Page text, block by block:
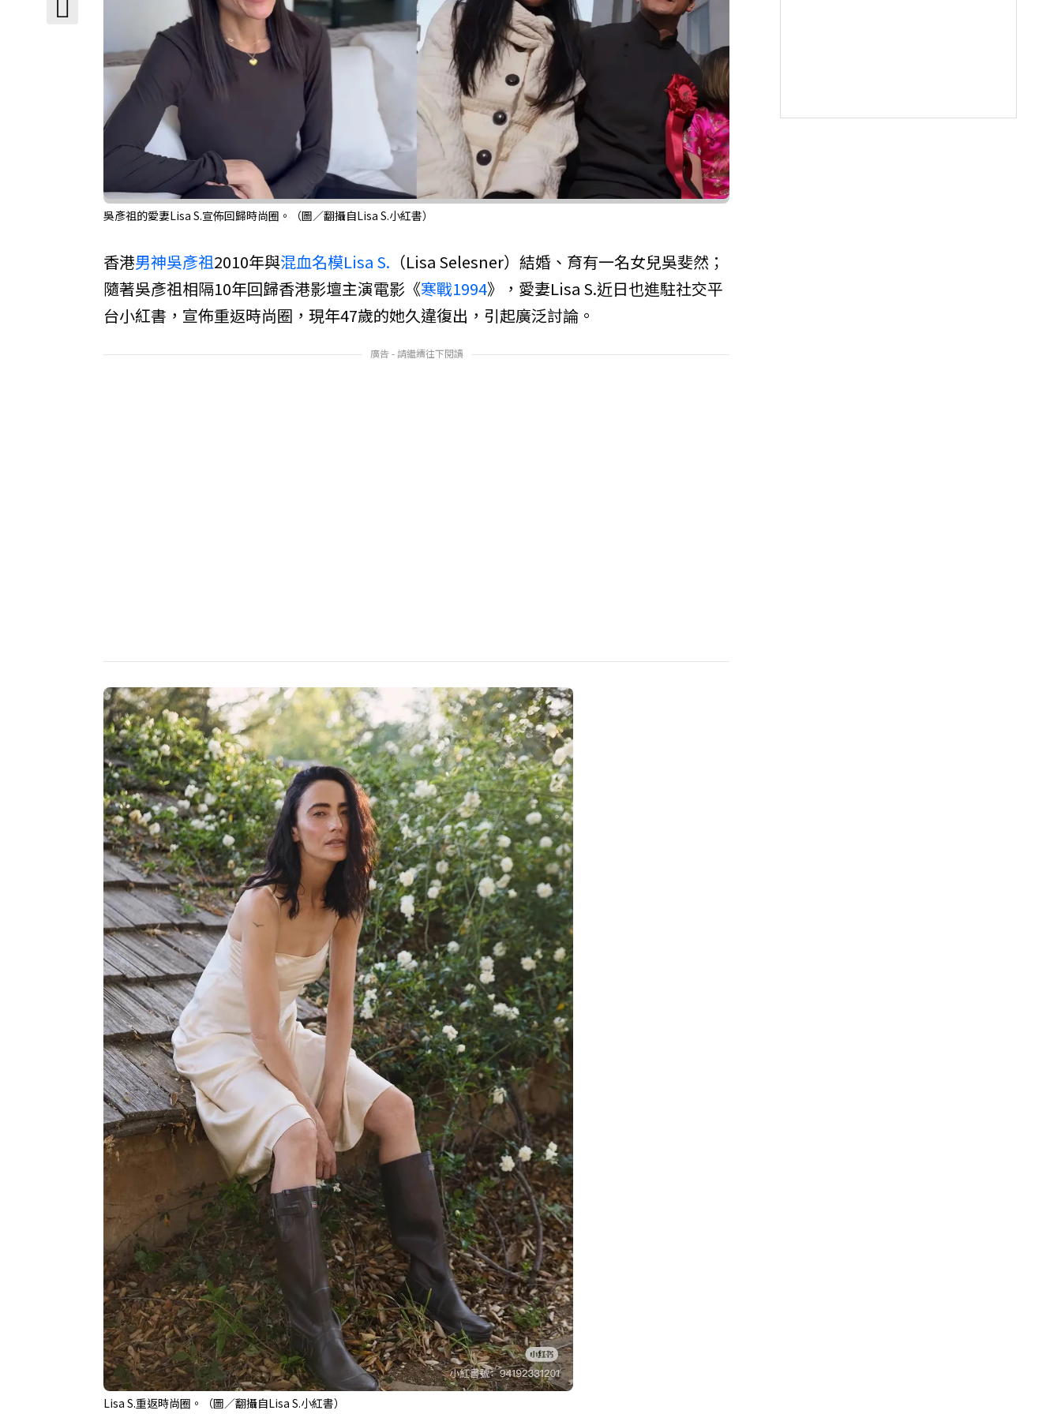
吳彥祖的愛妻Lisa S.宣佈回歸時尚圈。（圖／翻攝自Lisa S.小紅書）
香港男神吳彥祖2010年與混血名模Lisa S. （Lisa Selesner）結婚、育有一名女兒吳斐然；
隨著吳彥祖相隔10年回歸香港影壇主演電影《寒戰1994》，愛妻Lisa S.近日也進駐社交平
台小紅書，宣佈重返時尚圈，現年47歲的她久違復出，引起廣泛討論。
廣告 - 請繼續往下閱讀
Lisa S.重返時尚圈。（圖／翻攝自Lisa S.小紅書）